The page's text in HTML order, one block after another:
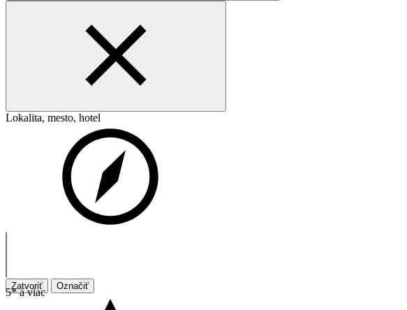
Lokalita, mesto, hotel
Zatvoriť Označiť
5* a viac